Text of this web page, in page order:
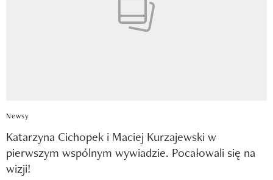
Newsy
Katarzyna Cichopek i Maciej Kurzajewski w
pierwszym wspólnym wywiadzie. Pocałowali się na
wizji!